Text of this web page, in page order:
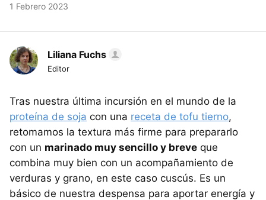
1 Febrero 2023
Liliana Fuchs
Editor
Tras nuestra última incursión en el mundo de la
proteína de soja con una receta de tofu tierno,
retomamos la textura más firme para prepararlo
con un marinado muy sencillo y breve que
combina muy bien con un acompañamiento de
verduras y grano, en este caso cuscús. Es un
básico de nuestra despensa para aportar energía y